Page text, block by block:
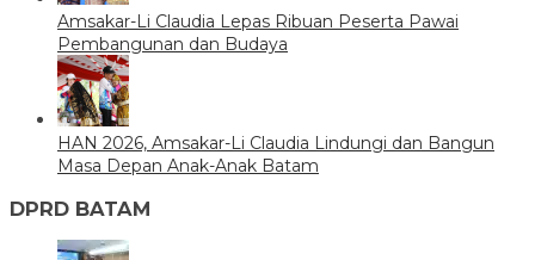
Amsakar-Li Claudia Lepas Ribuan Peserta Pawai
Pembangunan dan Budaya
HAN 2026, Amsakar-Li Claudia Lindungi dan Bangun
Masa Depan Anak-Anak Batam
DPRD BATAM